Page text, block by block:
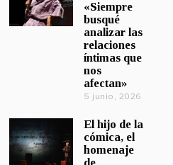
«Siempre
busqué
analizar las
relaciones
íntimas que
nos
afectan»
5 junio, 2026
El hijo de la
cómica, el
homenaje